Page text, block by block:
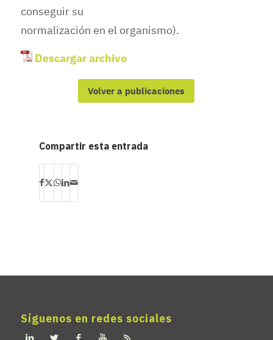
conseguir su
normalización en el organismo).
Descargar archivo
Volver a publicaciones
Compartir esta entrada
Síguenos en redes sociales